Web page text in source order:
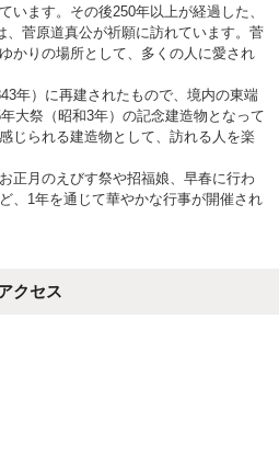
います。その後250年以上が経過した、
、菅原道真公が祈願に訪れています。菅
かりの場所として、多くの人に愛され
年）に再建されたもので、境内の東端
大祭（昭和3年）の記念建造物となって
じられる建造物として、訪れる人を楽
正月のえびす祭や招福娘、早春に行わ
、1年を通じて華やかな行事が開催され
クセス